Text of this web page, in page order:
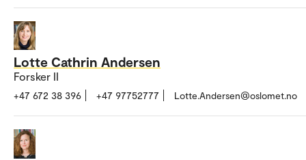
Lotte Cathrin Andersen
Forsker II
+47 672 38 396 +47 97752777 Lotte.Andersen@oslomet.no